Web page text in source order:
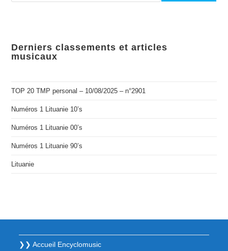
Derniers classements et articles
musicaux
TOP 20 TMP personal – 10/08/2025 – n°2901
Numéros 1 Lituanie 10’s
Numéros 1 Lituanie 00’s
Numéros 1 Lituanie 90’s
Lituanie
❯❯ Accueil Encyclomusic